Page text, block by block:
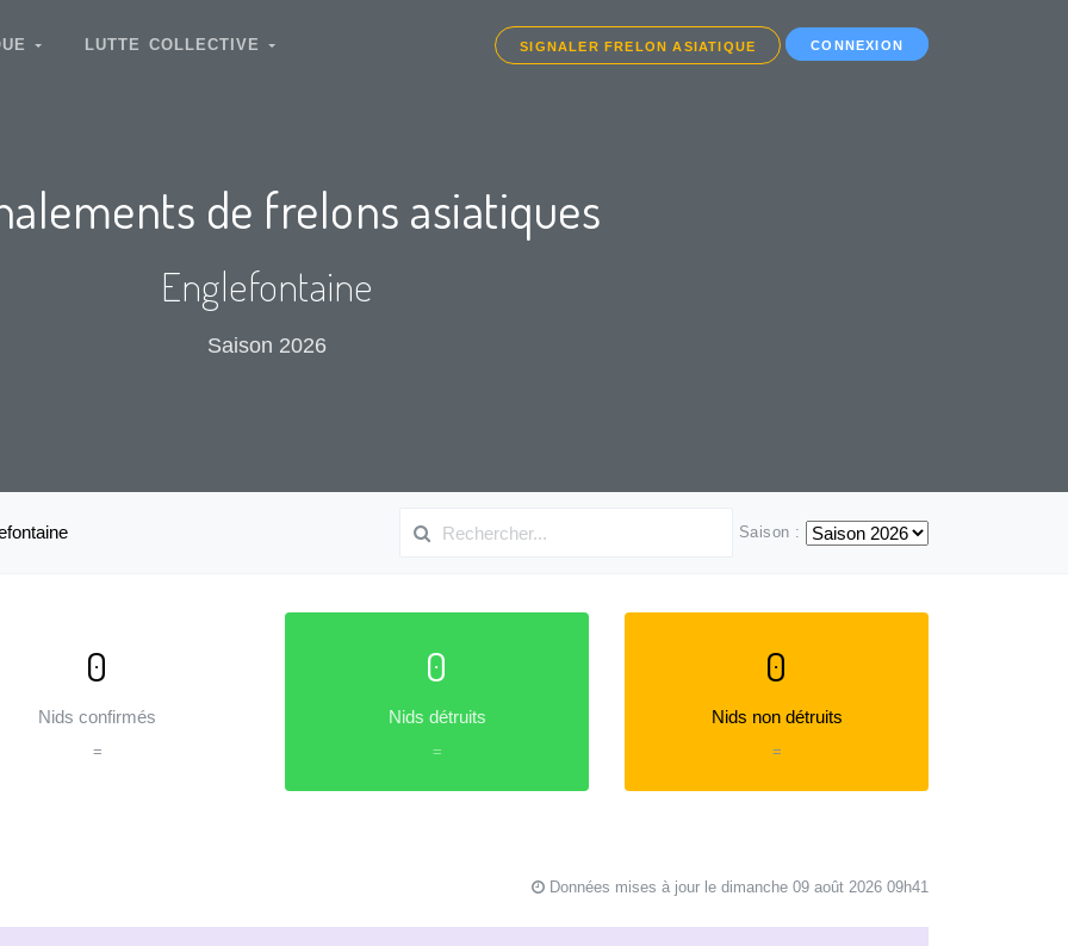
LUTTE COLLECTIVE SIGNALER FRELON ASIATIQUE CONNEXION
de frelons asiatiques
Englefontaine
Saison 2026
Saison :
0
Nids confirmés
=
0
Nids détruits
=
0
Nids non détruits
=
Données mises à jour le dimanche 09 août 2026 09h41